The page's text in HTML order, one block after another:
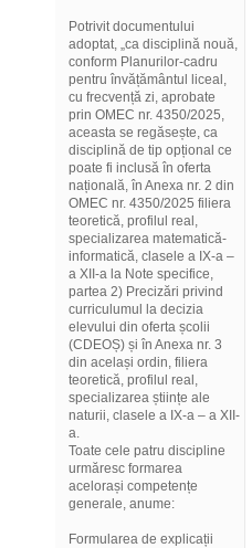
Potrivit documentului
adoptat, „ca disciplină nouă,
conform Planurilor-cadru
pentru învățământul liceal,
cu frecvență zi, aprobate
prin OMEC nr. 4350/2025,
aceasta se regăsește, ca
disciplină de tip opțional ce
poate fi inclusă în oferta
națională, în Anexa nr. 2 din
OMEC nr. 4350/2025 filiera
teoretică, profilul real,
specializarea matematică-
informatică, clasele a IX-a –
a XII-a la Note specifice,
partea 2) Precizări privind
curriculumul la decizia
elevului din oferta școlii
(CDEOȘ) și în Anexa nr. 3
din același ordin, filiera
teoretică, profilul real,
specializarea științe ale
naturii, clasele a IX-a – a XII-
a.
Toate cele patru discipline
urmăresc formarea
acelorași competențe
generale, anume:
Formularea de explicații